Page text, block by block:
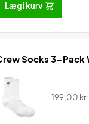
Læg i kurv
Socks 3-Pack
199,00 kr.